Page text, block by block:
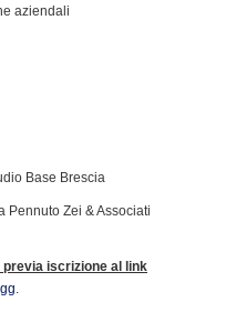
aziendali
Base Brescia
Pennuto Zei & Associati
iscrizione al link